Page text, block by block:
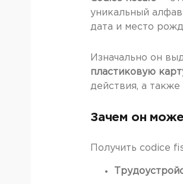
уникальный
дата и место
Изначально он
пластиковую
действия, а
Зачем он
Получить codice